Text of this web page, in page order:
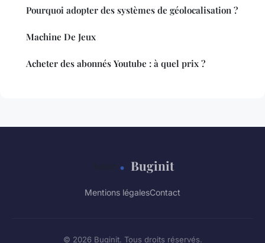
Pourquoi adopter des systèmes de géolocalisation ?
Machine De Jeux
Acheter des abonnés Youtube : à quel prix ?
Buginit
Mentions légalesContact
© 2026 Buginit. Tous droits réservés.